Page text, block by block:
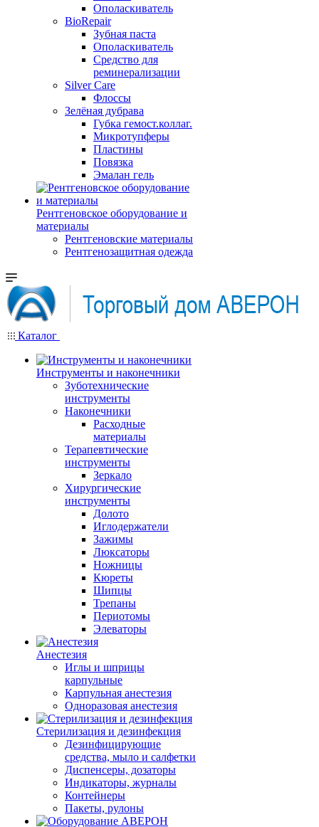
Ополаскиватель
BioRepair
Зубная паста
Ополаскиватель
Средство для
реминерализации
Silver Care
Флоссы
Зелёная дубрава
Губка гемост.коллаг.
Микротупферы
Пластины
Повязка
Эмалан гель
Рентгеновское оборудование и
материалы
Рентгеновские материалы
Рентгенозащитная одежда
Каталог
Инструменты и наконечники
Зуботехнические
инструменты
Наконечники
Расходные
материалы
Терапевтические
инструменты
Зеркало
Хирургические
инструменты
Долото
Иглодержатели
Зажимы
Люксаторы
Ножницы
Кюреты
Шипцы
Трепаны
Периотомы
Элеваторы
Анестезия
Иглы и шприцы
карпульные
Карпульная анестезия
Одноразовая анестезия
Стерилизация и дезинфекция
Дезинфицирующие
средства, мыло и салфетки
Диспенсеры, дозаторы
Индикаторы, журналы
Контейнеры
Пакеты, рулоны